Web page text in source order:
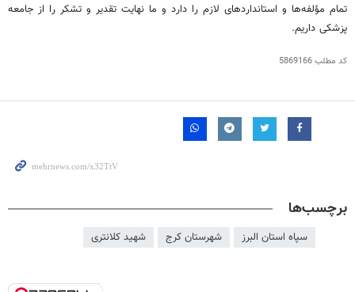
تمام مؤلفه‌ها و استانداردهای لازم را دارد و ما نهایت تقدیر و تشکر را از جامعه
پزشکی داریم.
کد مطلب5869166
برچسب‌ها
سپاه استان البرز شهرستان کرج شهید کلانتری